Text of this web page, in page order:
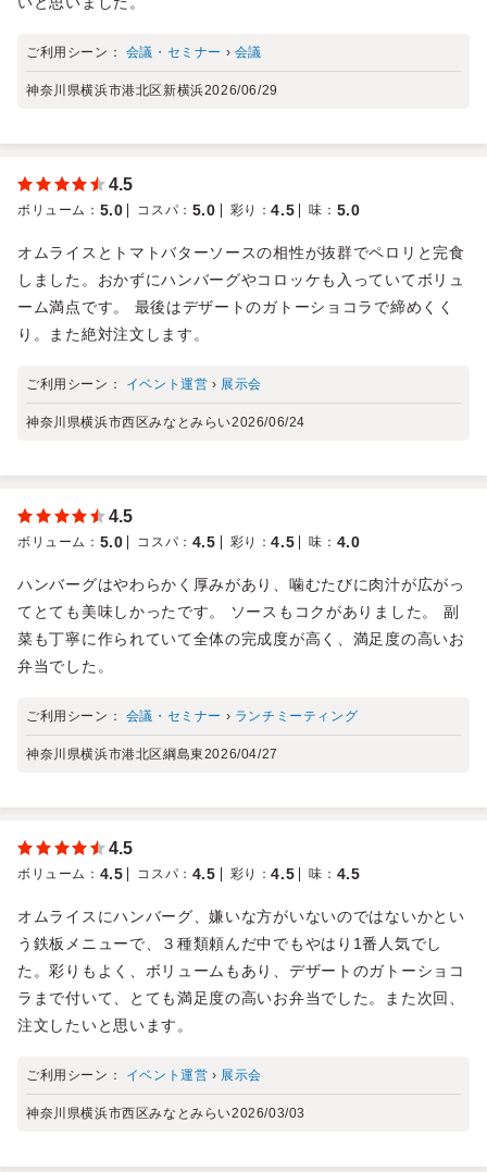
ご利用シーン： 会議・セミナー › 会議
神奈川県横浜市港北区新横浜2026/06/29
4.5
ボリューム ： 5.0 コスパ ： 5.0 彩り ：4.5 味 ： 5.0
オムライスとトマトバターソースの相性が抜群でペロリと完食
しました。おかずにハンバーグやコロッケも入っていてボリュ
ーム満点です。 最後はデザートのガトーショコラで締めくく
り。また絶対注文します。
ご利用シーン： イベント運営 › 展示会
神奈川県横浜市西区みなとみらい2026/06/24
4.5
ボリューム ： 5.0 コスパ ： 4.5 彩り ：4.5 味 ： 4.0
ハンバーグはやわらかく厚みがあり、噛むたびに肉汁が広がっ
てとても美味しかったです。 ソースもコクがありました。 副
菜も丁寧に作られていて全体の完成度が高く、満足度の高いお
弁当でした。
ご利用シーン： 会議・セミナー › ランチミーティング
神奈川県横浜市港北区綱島東2026/04/27
4.5
ボリューム ： 4.5 コスパ ： 4.5 彩り ：4.5 味 ： 4.5
オムライスにハンバーグ、嫌いな方がいないのではないかとい
う鉄板メニューで、３種類頼んだ中でもやはり1番人気でし
た。彩りもよく、ボリュームもあり、デザートのガトーショコ
ラまで付いて、とても満足度の高いお弁当でした。また次回、
注文したいと思います。
ご利用シーン： イベント運営 › 展示会
神奈川県横浜市西区みなとみらい2026/03/03